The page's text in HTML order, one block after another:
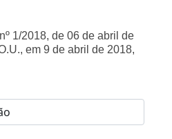
1/2018, de 06 de abril de
em 9 de abril de 2018,